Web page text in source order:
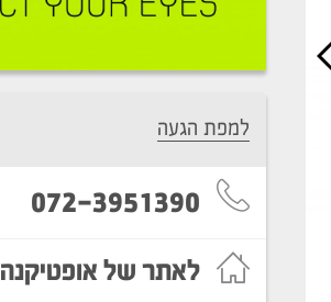
למפת הגעה
072-3951390
לאתר של אופטיקנה